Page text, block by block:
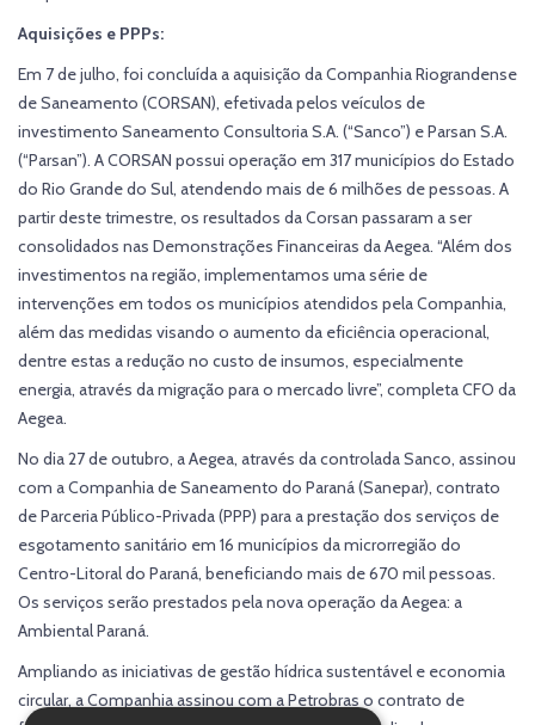
Aquisições e PPPs:
Em 7 de julho, foi concluída a aquisição da Companhia Riograndense
de Saneamento (CORSAN), efetivada pelos veículos de
investimento Saneamento Consultoria S.A. (“Sanco”) e Parsan S.A.
(“Parsan”). A CORSAN possui operação em 317 municípios do Estado
do Rio Grande do Sul, atendendo mais de 6 milhões de pessoas. A
partir deste trimestre, os resultados da Corsan passaram a ser
consolidados nas Demonstrações Financeiras da Aegea. “Além dos
investimentos na região, implementamos uma série de
intervenções em todos os municípios atendidos pela Companhia,
além das medidas visando o aumento da eficiência operacional,
dentre estas a redução no custo de insumos, especialmente
energia, através da migração para o mercado livre”, completa CFO da
Aegea.
No dia 27 de outubro, a Aegea, através da controlada Sanco, assinou
com a Companhia de Saneamento do Paraná (Sanepar), contrato
de Parceria Público-Privada (PPP) para a prestação dos serviços de
esgotamento sanitário em 16 municípios da microrregião do
Centro-Litoral do Paraná, beneficiando mais de 670 mil pessoas.
Os serviços serão prestados pela nova operação da Aegea: a
Ambiental Paraná.
Ampliando as iniciativas de gestão hídrica sustentável e economia
circular, a Companhia assinou com a Petrobras o contrato de